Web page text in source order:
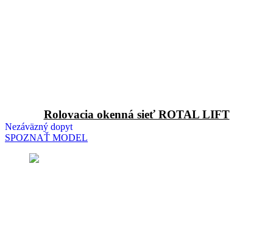
Rolovacia okenná sieť ROTAL LIFT
Nezáväzný dopyt
SPOZNAŤ MODEL